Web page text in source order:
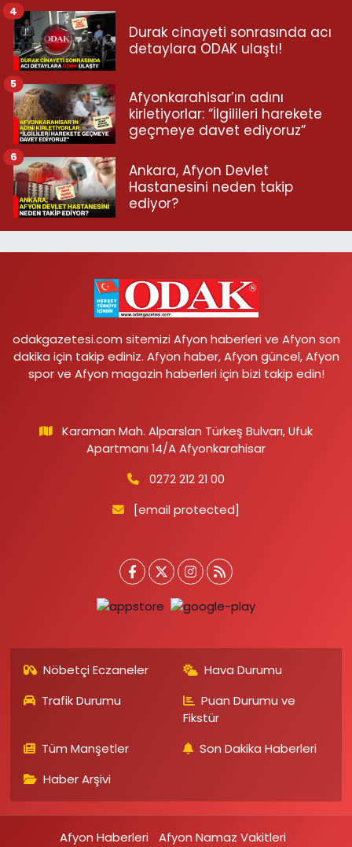
Durak cinayeti sonrasında acı
detaylara ODAK ulaştı!
4
Afyonkarahisar’ın adını
kirletiyorlar: “İlgilileri harekete
geçmeye davet ediyoruz”
5
Ankara, Afyon Devlet
Hastanesini neden takip
ediyor?
6
odakgazetesi.com sitemizi Afyon haberleri ve Afyon son
dakika için takip ediniz. Afyon haber, Afyon güncel, Afyon
spor ve Afyon magazin haberleri için bizi takip edin!
Karaman Mah. Alparslan Türkeş Bulvarı, Ufuk
Apartmanı 14/A Afyonkarahisar
0272 212 21 00
[email protected]
Nöbetçi Eczaneler
Hava Durumu
Trafik Durumu
Puan Durumu ve
Fikstür
Tüm Manşetler
Son Dakika Haberleri
Haber Arşivi
Afyon Haberleri
Afyon Namaz Vakitleri